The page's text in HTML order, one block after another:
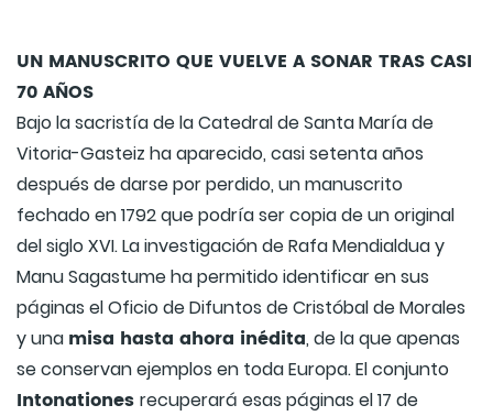
UN MANUSCRITO QUE VUELVE A SONAR TRAS CASI
70 AÑOS
Bajo la sacristía de la Catedral de Santa María de
Vitoria-Gasteiz ha aparecido, casi setenta años
después de darse por perdido, un manuscrito
fechado en 1792 que podría ser copia de un original
del siglo XVI. La investigación de Rafa Mendialdua y
Manu Sagastume ha permitido identificar en sus
páginas el Oficio de Difuntos de Cristóbal de Morales
y una misa hasta ahora inédita, de la que apenas
se conservan ejemplos en toda Europa. El conjunto
Intonationes recuperará esas páginas el 17 de